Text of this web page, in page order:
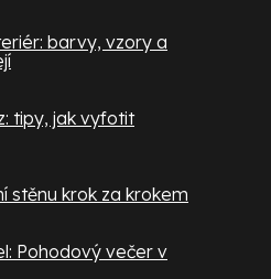
barvy, vzory a
tipy, jak vyfotit
stěnu krok za krokem
Pohodový večer v